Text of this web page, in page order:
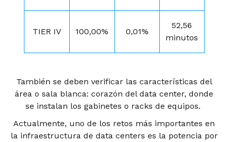
TIER IV 100,00% 0,01%
52,56
minutos
También se deben verificar las características del
área o sala blanca: corazón del data center, donde
se instalan los gabinetes o racks de equipos.
Actualmente, uno de los retos más importantes en
la infraestructura de data centers es la potencia por